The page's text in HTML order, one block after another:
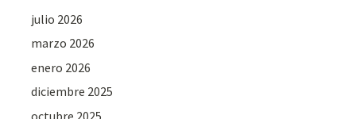
julio 2026
marzo 2026
enero 2026
diciembre 2025
octubre 2025